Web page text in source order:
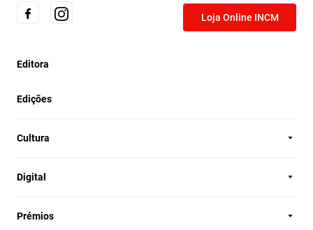
Loja Online INCM
Editora
Edições
Cultura
Digital
Prémios